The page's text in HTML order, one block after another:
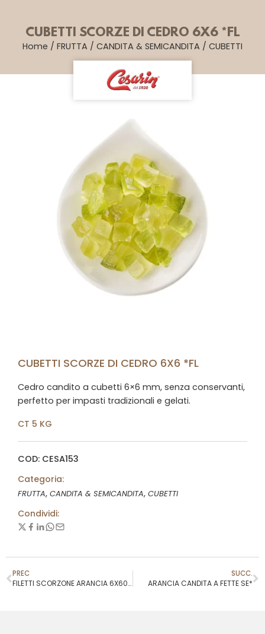
CUBETTI SCORZE DI CEDRO 6X6 *FL
Home / FRUTTA / CANDITA & SEMICANDITA / CUBETTI
CUBETTI SCORZE DI CEDRO 6X6 *FL
Cedro candito a cubetti 6×6 mm, senza conservanti,
perfetto per impasti tradizionali e gelati.
CT 5 KG
COD: CESA153
Categoria:
FRUTTA, CANDITA & SEMICANDITA, CUBETTI
Condividi:
PREC
FILETTI SCORZONE ARANCIA 6X60 FL*
SUCC.
ARANCIA CANDITA A FETTE SE*